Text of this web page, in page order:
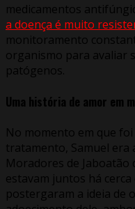
medicamentos
a doença é muito
monitoramento
organismo para avaliar
patógenos.
Uma história de amor em
No momento em que
tratamento, Samuel era
Moradores de Jaboatão
estavam juntos há
postergaram a ideia de